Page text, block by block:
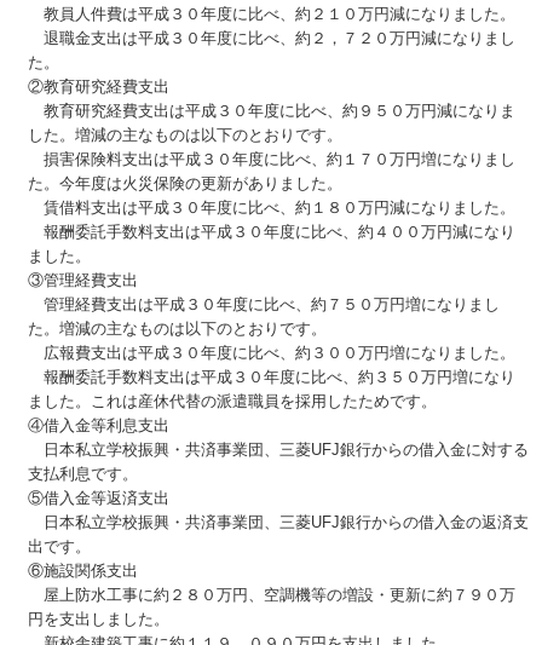
教員人件費は平成３０年度に比べ、約２１０万円減になりました。
退職金支出は平成３０年度に比べ、約２，７２０万円減になりまし
た。
②教育研究経費支出
教育研究経費支出は平成３０年度に比べ、約９５０万円減になりま
した。増減の主なものは以下のとおりです。
損害保険料支出は平成３０年度に比べ、約１７０万円増になりまし
た。今年度は火災保険の更新がありました。
賃借料支出は平成３０年度に比べ、約１８０万円減になりました。
報酬委託手数料支出は平成３０年度に比べ、約４００万円減になり
ました。
③管理経費支出
管理経費支出は平成３０年度に比べ、約７５０万円増になりまし
た。増減の主なものは以下のとおりです。
広報費支出は平成３０年度に比べ、約３００万円増になりました。
報酬委託手数料支出は平成３０年度に比べ、約３５０万円増になり
ました。これは産休代替の派遣職員を採用したためです。
④借入金等利息支出
日本私立学校振興・共済事業団、三菱UFJ銀行からの借入金に対する
支払利息です。
⑤借入金等返済支出
日本私立学校振興・共済事業団、三菱UFJ銀行からの借入金の返済支
出です。
⑥施設関係支出
屋上防水工事に約２８０万円、空調機等の増設・更新に約７９０万
円を支出しました。